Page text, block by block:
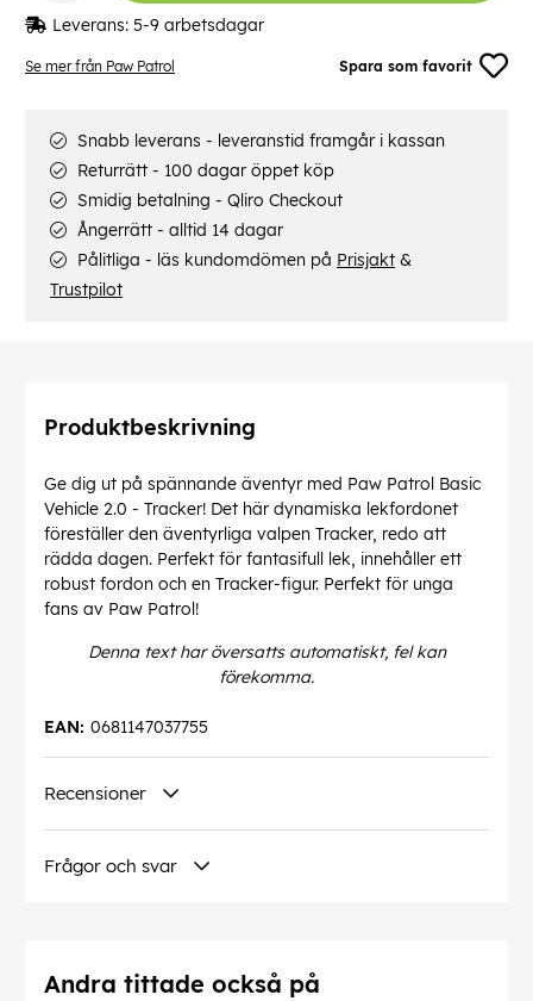
Se mer från Paw Patrol Spara som favorit
Leverans: 5-9 arbetsdagar
Snabb leverans - leveranstid framgår i kassan
Returrätt - 100 dagar öppet köp
Smidig betalning - Qliro Checkout
Ångerrätt - alltid 14 dagar
Pålitliga - läs kundomdömen på Prisjakt &
Trustpilot
Produktbeskrivning
Ge dig ut på spännande äventyr med Paw Patrol Basic
Vehicle 2.0 - Tracker! Det här dynamiska lekfordonet
föreställer den äventyrliga valpen Tracker, redo att
rädda dagen. Perfekt för fantasifull lek, innehåller ett
robust fordon och en Tracker-figur. Perfekt för unga
fans av Paw Patrol!
Denna text har översatts automatiskt, fel kan
förekomma.
0681147037755
EAN:
Recensioner
Frågor och svar
Andra tittade också på